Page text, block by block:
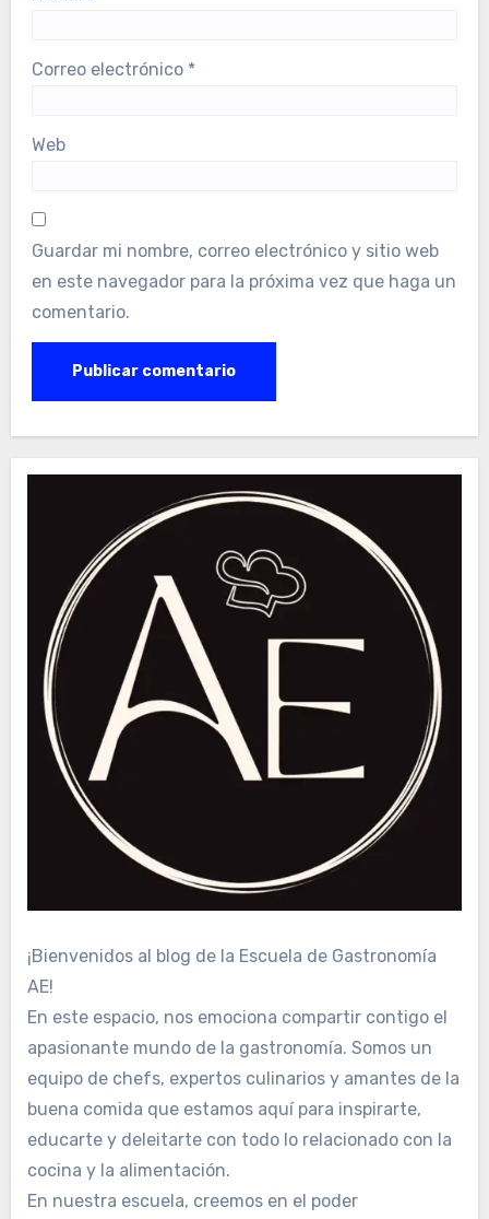
Correo electrónico *
Web
Guardar mi nombre, correo electrónico y sitio web
en este navegador para la próxima vez que haga un
comentario.
¡Bienvenidos al blog de la Escuela de Gastronomía
AE!
En este espacio, nos emociona compartir contigo el
apasionante mundo de la gastronomía. Somos un
equipo de chefs, expertos culinarios y amantes de la
buena comida que estamos aquí para inspirarte,
educarte y deleitarte con todo lo relacionado con la
cocina y la alimentación.
En nuestra escuela, creemos en el poder